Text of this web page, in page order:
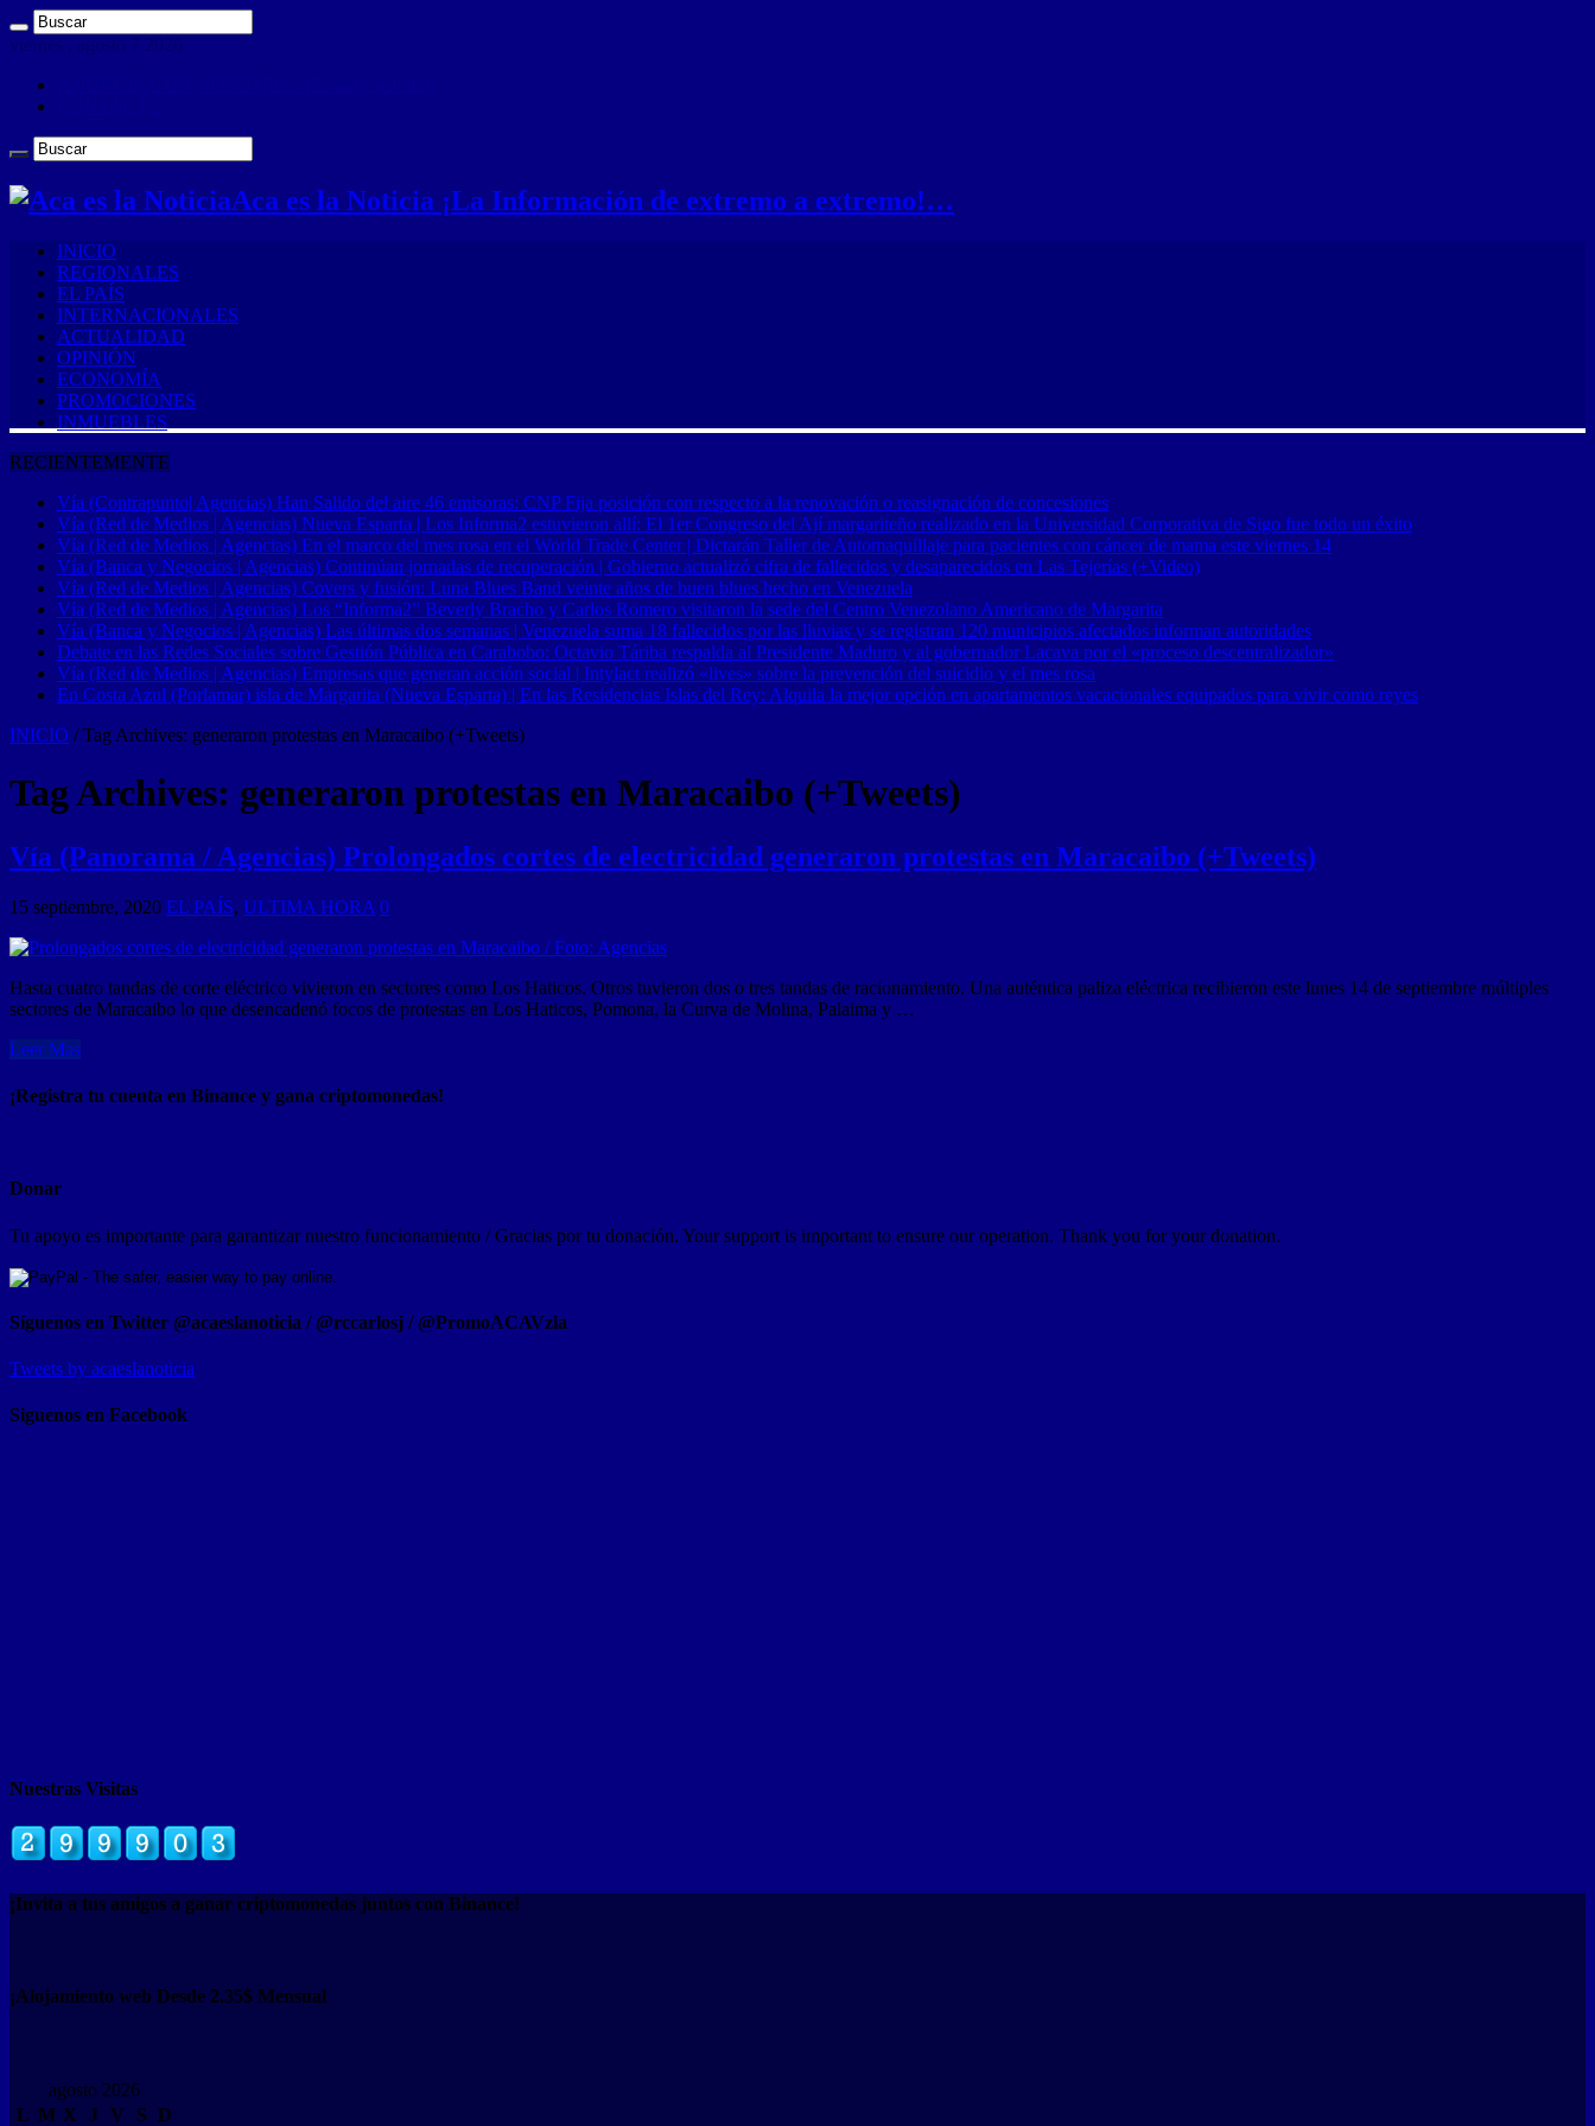
viernes , agosto 7 2026
Aca es la Noticia ¡La Información de extremo a extremo!…
INICIO
REGIONALES
EL PAÍS
INTERNACIONALES
ACTUALIDAD
OPINIÓN
ECONOMÍA
PROMOCIONES
INMUEBLES
RECIENTEMENTE
Vía (Contrapunto| Agencias) Han Salido del aire 46 emisoras: CNP Fija posición con respecto a la renovación o reasignación de concesiones
Vía (Red de Medios | Agencias) Nueva Esparta | Los Informa2 estuvieron allí: El 1er Congreso del Ají margariteño realizado en la Universidad Corporativa de Sigo fue todo un éxito
Vía (Red de Medios | Agencias) En el marco del mes rosa en el World Trade Center | Dictarán Taller de Automaquillaje para pacientes con cáncer de mama este viernes 14
Vía (Banca y Negocios | Agencias) Continúan jornadas de recuperación | Gobierno actualizó cifra de fallecidos y desaparecidos en Las Tejerías (+Video)
Vía (Red de Medios | Agencias) Covers y fusión: Luna Blues Band veinte años de buen blues hecho en Venezuela
Vía (Red de Medios | Agencias) Los “Informa2” Beverly Bracho y Carlos Romero visitaron la sede del Centro Venezolano Americano de Margarita
Vía (Banca y Negocios | Agencias) Las últimas dos semanas | Venezuela suma 18 fallecidos por las lluvias y se registran 120 municipios afectados informan autoridades
Debate en las Redes Sociales sobre Gestión Pública en Carabobo: Octavio Táriba respalda al Presidente Maduro y al gobernador Lacava por el «proceso descentralizador»
Vía (Red de Medios | Agencias) Empresas que generan acción social | Intylact realizó «lives» sobre la prevención del suicidio y el mes rosa
En Costa Azul (Porlamar) isla de Margarita (Nueva Esparta) | En las Residencias Islas del Rey: Alquila la mejor opción en apartamentos vacacionales equipados para vivir como reyes
INICIO / Tag Archives: generaron protestas en Maracaibo (+Tweets)
Tag Archives: generaron protestas en Maracaibo (+Tweets)
Vía (Panorama / Agencias) Prolongados cortes de electricidad generaron protestas en Maracaibo (+Tweets)
15 septiembre, 2020 EL PAÍS, ULTIMA HORA 0
Hasta cuatro tandas de corte eléctrico vivieron en sectores como Los Haticos. Otros tuvieron dos o tres tandas de racionamiento. Una auténtica paliza eléctrica recibieron este lunes 14 de septiembre múltiples
sectores de Maracaibo lo que desencadenó focos de protestas en Los Haticos, Pomona, la Curva de Molina, Palaima y …
Leer Mas
¡Registra tu cuenta en Binance y gana criptomonedas!
Donar
Tu apoyo es importante para garantizar nuestro funcionamiento / Gracias por tu donación. Your support is important to ensure our operation. Thank you for your donation.
Síguenos en Twitter @acaeslanoticia / @rccarlosj / @PromoACAVzla
Tweets by acaeslanoticia
Siguenos en Facebook
Nuestras Visitas
¡Invita a tus amigos a ganar criptomonedas juntos con Binance!
¡Alojamiento web Desde 2.35$ Mensual
agosto 2026
L M X J V S D